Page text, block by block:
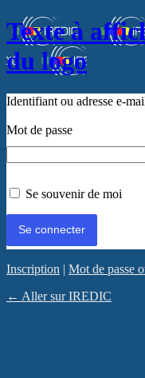
Texte à
du logo
Identifiant ou adresse e-
Mot de passe
Se souvenir de moi
Inscription | Mot de passe
← Aller sur IREDIC